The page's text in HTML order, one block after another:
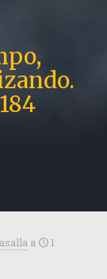
a
1